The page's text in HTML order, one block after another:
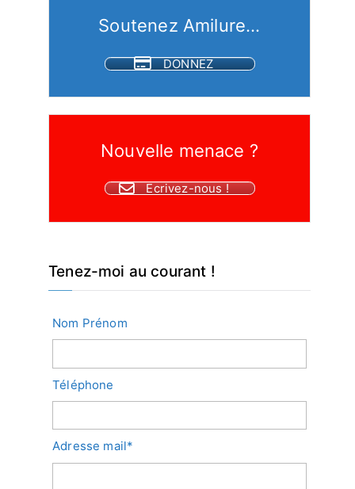
Soutenez Amilure...
DONNEZ
Nouvelle menace ?
Ecrivez-nous !
Tenez-moi au courant !
Nom Prénom
Téléphone
Adresse mail*